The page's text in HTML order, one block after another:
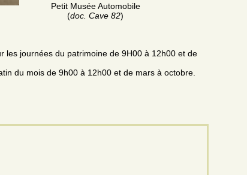
Petit Musée Automobile
(doc. Cave 82)
les journées du patrimoine de 9H00 à 12h00 et de
du mois de 9h00 à 12h00 et de mars à octobre.